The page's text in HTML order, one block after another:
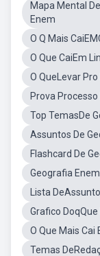
Mapa Mental
Enem
O Q Mais
O Que CaiEm
O QueLevar Pro
Prova Processo
Top TemasDe
Assuntos De
Flashcard De
Geografia
Lista
Grafico
O Que Mais Cai
Temas